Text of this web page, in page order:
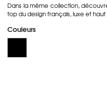
Dans la même collection,
top du design français, luxe et
Couleurs